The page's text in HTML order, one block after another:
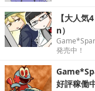
【大人
n）
発売中！
好評稼働